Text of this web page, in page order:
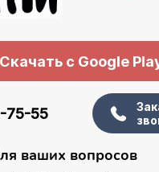
Скачать с Google
75-55
ваших вопросов